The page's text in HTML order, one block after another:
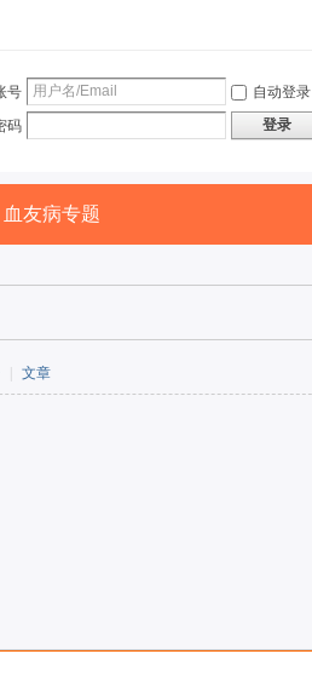
号 自动登录
码
登录
血友病专题
文章